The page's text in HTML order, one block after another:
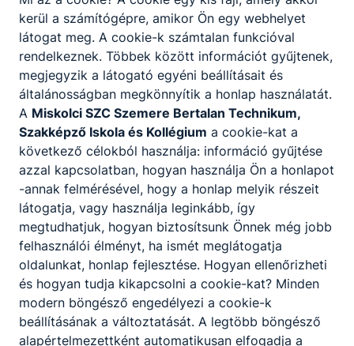
kiválasztását elvégzi;
a tehetséggondozás korszerű elveit és
alkalmazza;
különböző ciklusú edzés terveket készít;
sporteseményeket, mérkőzéseket,
táborokat szervez;
a munkakörével együtt járó szervezési,
adminisztratív és marketing feladatokat ellát;
szükség esetén szakszerű segítséget és
elsősegélyt nyújt.
ISKOLASPECIFIKUS INFORMÁCIÓK A KÉPZÉSHEZ
Képzési helyszín:
Miskolci SZC Szemere Bertalan Technikum, Szakképző
Iskola és Kollégium
Szakmajegyzék szám:510142002
kerül a számítógépre, amikor Ön egy webhelyet
látogat meg. A cookie-k számtalan funkcióval
rendelkeznek. Többek között információt gyűjtenek,
megjegyzik a látogató egyéni beállításait és
általánosságban megkönnyítik a honlap használatát.
A Miskolci SZC Szemere Bertalan Technikum,
Szakképző Iskola és Kollégium a cookie-kat a
következő célokból használja: információ gyűjtése
azzal kapcsolatban, hogyan használja Ön a honlapot
-annak felmérésével, hogy a honlap melyik részeit
látogatja, vagy használja leginkább, így
megtudhatjuk, hogyan biztosítsunk Önnek még jobb
felhasználói élményt, ha ismét meglátogatja
oldalunkat, honlap fejlesztése. Hogyan ellenőrizheti
és hogyan tudja kikapcsolni a cookie-kat? Minden
modern böngésző engedélyezi a cookie-k
beállításának a változtatását. A legtöbb böngésző
alapértelmezettként automatikusan elfogadja a